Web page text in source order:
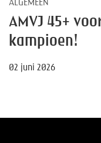
ALGEMEEN
AMVJ 45+
kampioen!
02 juni 2026